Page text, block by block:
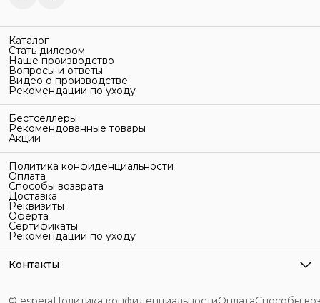
Каталог
Стать дилером
Наше производство
Вопросы и ответы
Видео о производстве
Рекомендации по уходу
Бестселлеры
Рекомендованные товары
Акции
Политика конфиденциальности
Оплата
Способы возврата
Доставка
Реквизиты
Оферта
Сертификаты
Рекомендации по уходу
Контакты